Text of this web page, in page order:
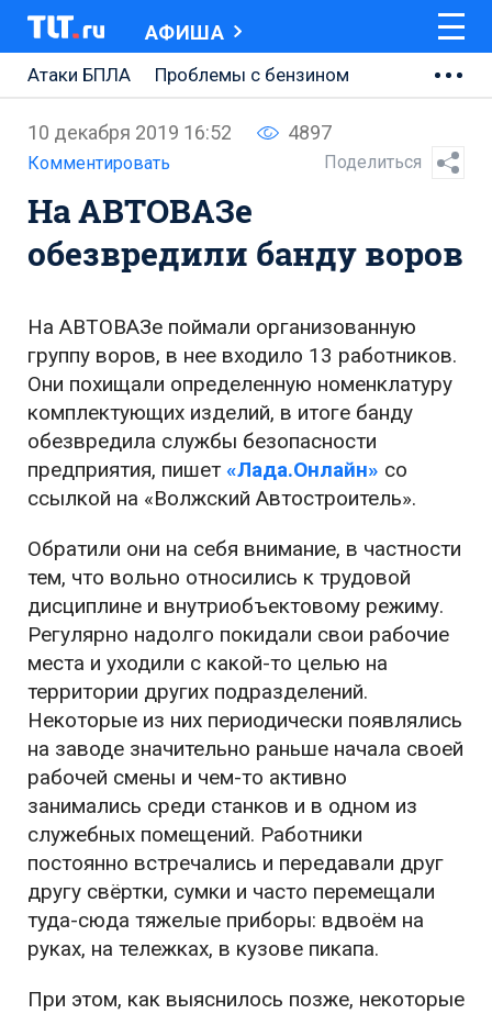
АФИША
Атаки БПЛА
Проблемы с бензином
АВТОВАЗ
Ремонт Центральной площади
Ремонт Обводного шоссе
Набережная Тольятти
10 декабря 2019 16:52 4897
Комментировать Поделиться
На АВТОВАЗе
обезвредили банду воров
На АВТОВАЗе поймали организованную
группу воров, в нее входило 13 работников.
Они похищали определенную номенклатуру
комплектующих изделий, в итоге банду
обезвредила службы безопасности
предприятия, пишет «Лада.Онлайн» со
ссылкой на «Волжский Автостроитель».
Обратили они на себя внимание, в частности
тем, что вольно относились к трудовой
дисциплине и внутриобъектовому режиму.
Регулярно надолго покидали свои рабочие
места и уходили с какой-то целью на
территории других подразделений.
Некоторые из них периодически появлялись
на заводе значительно раньше начала своей
рабочей смены и чем-то активно
занимались среди станков и в одном из
служебных помещений. Работники
постоянно встречались и передавали друг
другу свёртки, сумки и часто перемещали
туда-сюда тяжелые приборы: вдвоём на
руках, на тележках, в кузове пикапа.
При этом, как выяснилось позже, некоторые